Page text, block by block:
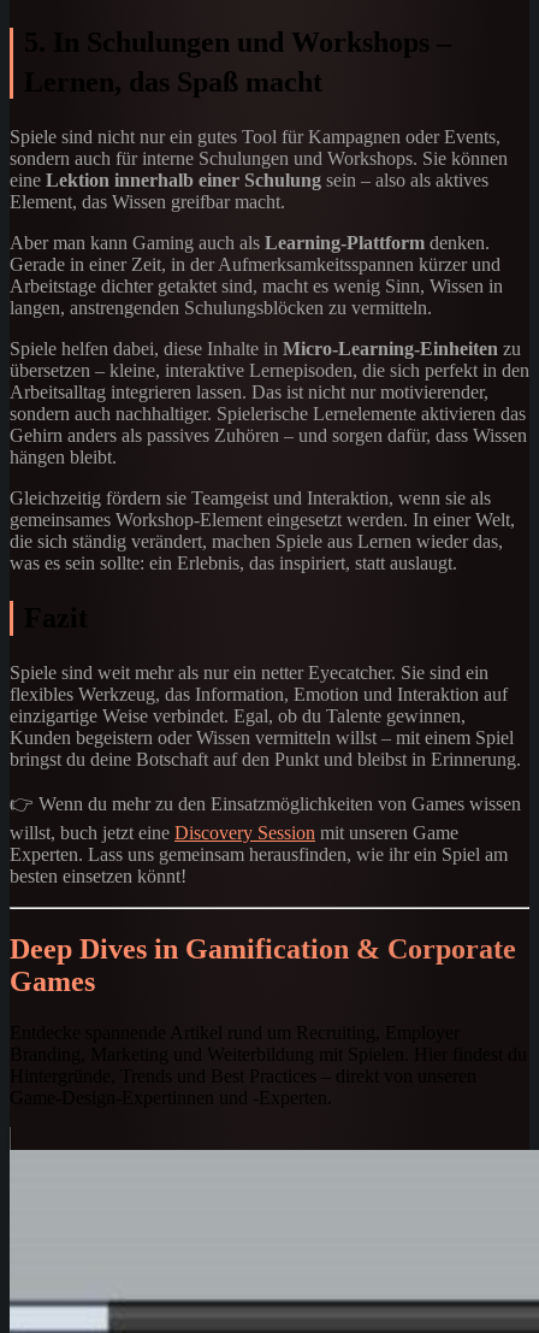
5. In Schulungen und Workshops –
Lernen, das Spaß macht
Spiele sind nicht nur ein gutes Tool für Kampagnen oder Events,
sondern auch für interne Schulungen und Workshops. Sie können
eine Lektion innerhalb einer Schulung sein – also als aktives
Element, das Wissen greifbar macht.
Aber man kann Gaming auch als Learning-Plattform denken.
Gerade in einer Zeit, in der Aufmerksamkeitsspannen kürzer und
Arbeitstage dichter getaktet sind, macht es wenig Sinn, Wissen in
langen, anstrengenden Schulungsblöcken zu vermitteln.
Spiele helfen dabei, diese Inhalte in Micro-Learning-Einheiten zu
übersetzen – kleine, interaktive Lernepisoden, die sich perfekt in den
Arbeitsalltag integrieren lassen. Das ist nicht nur motivierender,
sondern auch nachhaltiger. Spielerische Lernelemente aktivieren das
Gehirn anders als passives Zuhören – und sorgen dafür, dass Wissen
hängen bleibt.
Gleichzeitig fördern sie Teamgeist und Interaktion, wenn sie als
gemeinsames Workshop-Element eingesetzt werden. In einer Welt,
die sich ständig verändert, machen Spiele aus Lernen wieder das,
was es sein sollte: ein Erlebnis, das inspiriert, statt auslaugt.
Spiele sind weit mehr als nur ein netter Eyecatcher. Sie sind ein
flexibles Werkzeug, das Information, Emotion und Interaktion auf
einzigartige Weise verbindet. Egal, ob du Talente gewinnen,
Kunden begeistern oder Wissen vermitteln willst – mit einem Spiel
bringst du deine Botschaft auf den Punkt und bleibst in Erinnerung.
👉 Wenn du mehr zu den Einsatzmöglichkeiten von Games wissen
willst, buch jetzt eine Discovery Session mit unseren Game
Experten. Lass uns gemeinsam herausfinden, wie ihr ein Spiel am
besten einsetzen könnt!
Deep Dives in Gamification & Corporate
Games
Entdecke spannende Artikel rund um Recruiting, Employer
Branding, Marketing und Weiterbildung mit Spielen. Hier findest du
Hintergründe, Trends und Best Practices – direkt von unseren
Game-Design-Expertinnen und -Experten.